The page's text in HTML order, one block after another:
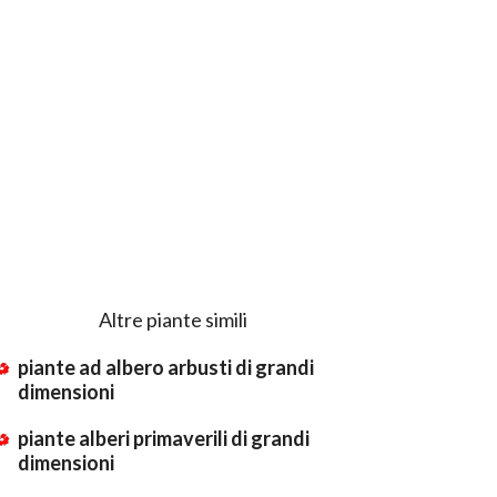
Altre piante simili
piante ad albero arbusti di grandi
dimensioni
piante alberi primaverili di grandi
dimensioni